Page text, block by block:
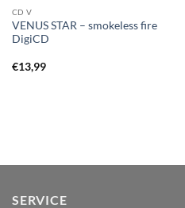
CD V
VENUS STAR – smokeless fire
DigiCD
€13,99
SERVICE